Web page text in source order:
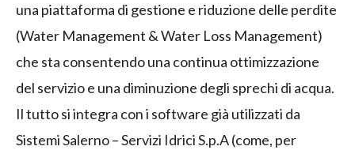
una piattaforma di gestione e riduzione delle perdite
(Water Management & Water Loss Management)
che sta consentendo una continua ottimizzazione
del servizio e una diminuzione degli sprechi di acqua.
Il tutto si integra con i software già utilizzati da
Sistemi Salerno – Servizi Idrici S.p.A (come, per